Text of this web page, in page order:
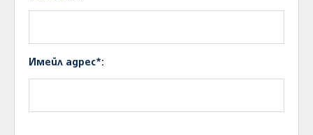
Имейл адрес*: